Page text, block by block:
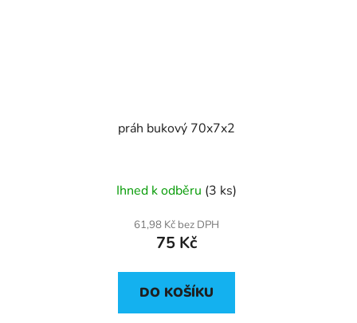
práh bukový 70x7x2
Ihned k odběru (3 ks)
61,98 Kč bez DPH
75 Kč
DO KOŠÍKU